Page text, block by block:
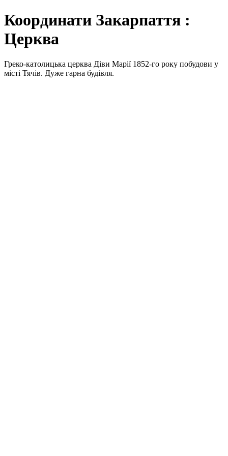
Координати Закарпаття :
Церква
Греко-католицька церква Діви Марії 1852-го року побудови у
місті Тячів. Дуже гарна будівля.